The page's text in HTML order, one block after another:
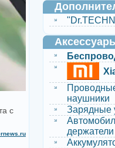
с
наушники
Зарядные
держатели